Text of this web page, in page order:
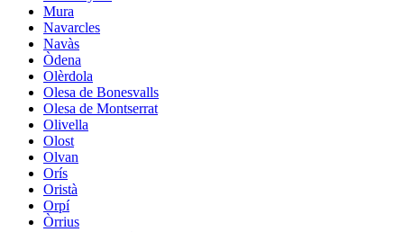
Mura
Navarcles
Navàs
Òdena
Olèrdola
Olesa de Bonesvalls
Olesa de Montserrat
Olivella
Olost
Olvan
Orís
Oristà
Orpí
Òrrius